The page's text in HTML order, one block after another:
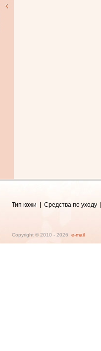
Тип кожи Средства по уходу
Copyright © 2010 - 2026. e-mail